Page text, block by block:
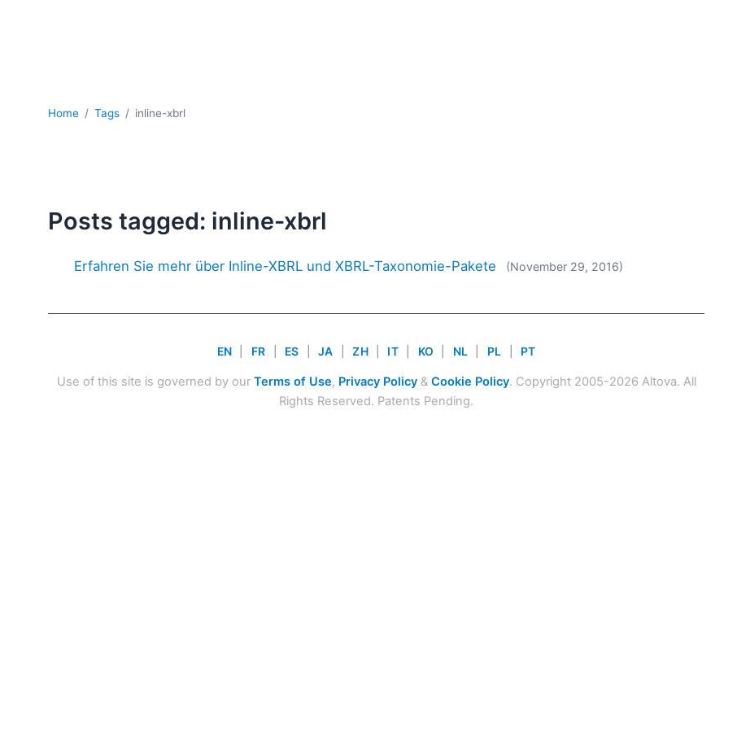
Home Tags inline-xbrl
Posts tagged: inline-xbrl
Erfahren Sie mehr über Inline-XBRL und XBRL-Taxonomie-Pakete (November 29, 2016)
EN FR ES JA ZH IT KO NL PL PT
Use of this site is governed by our Terms of Use, Privacy Policy& Cookie Policy. Copyright 2005-2026 Altova. All
Rights Reserved. Patents Pending.